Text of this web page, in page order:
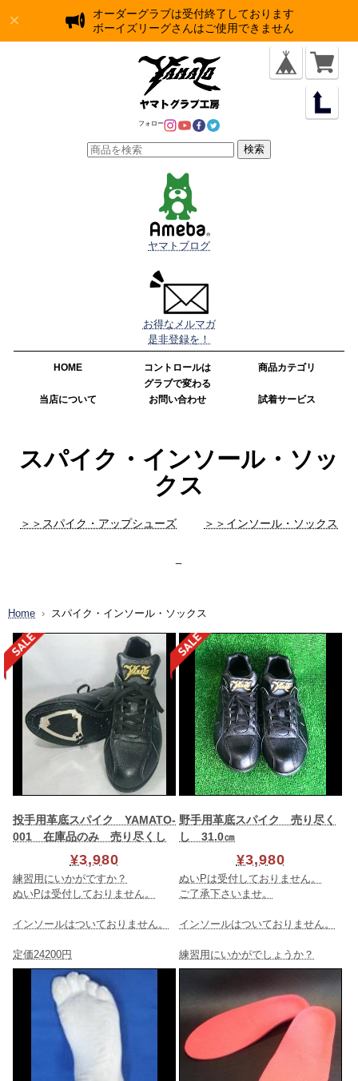
オーダーグラブは受付終了しております
ボーイズリーグさんはご使用できません
フォロー
検索
ヤマトブログ
お得なメルマガ
是非登録を！
HOME
コントロールは
グラブで変わる
商品カテゴリ
当店について お問い合わせ 試着サービス
スパイク・インソール・ソッ
クス
＞＞スパイク・アップシューズ ＞＞インソール・ソックス
Home スパイク・インソール・ソックス
投手用革底スパイク YAMATO-
001 在庫品のみ 売り尽くし
¥3,980
練習用にいかがですか？
ぬいPは受付しておりません。
インソールはついておりません。
定価24200円
野手用革底スパイク 売り尽く
し 31.0㎝
¥3,980
ぬいPは受付しておりません。
ご了承下さいませ。
インソールはついておりません。
練習用にいかがでしょうか？